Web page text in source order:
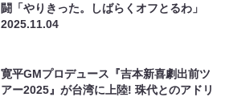
闘「やりきった。しばらくオフとるわ」
2025.11.04
寛平GMプロデュース『吉本新喜劇出前ツ
アー2025』が台湾に上陸! 珠代とのアドリ